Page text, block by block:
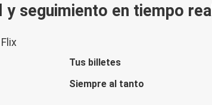
seguimiento en tiempo real
Tus billetes
Siempre al tanto